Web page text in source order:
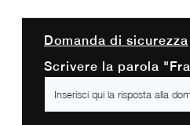
Domanda di sicurezza
Scrivere la parola